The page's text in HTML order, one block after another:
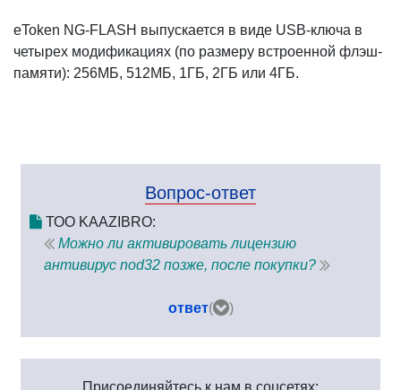
eToken NG-FLASH выпускается в виде USB-ключа в
четырех модификациях (по размеру встроенной флэш-
памяти): 256МБ, 512МБ, 1ГБ, 2ГБ или 4ГБ.
Вопрос-ответ
ТОО KAAZIBRO:
Можно ли активировать лицензию
антивирус nod32 позже, после покупки?
ответ( )
Присоединяйтесь к нам в соцсетях: